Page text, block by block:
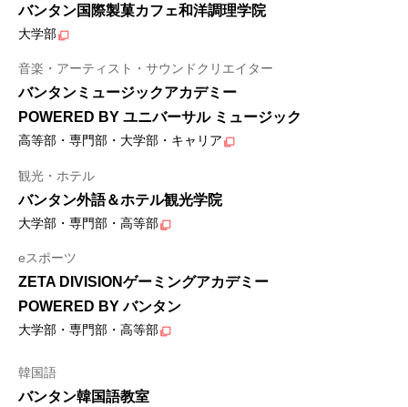
バンタン国際製菓カフェ和洋調理学院
大学部
音楽・アーティスト・サウンドクリエイター
バンタンミュージックアカデミー
POWERED BY ユニバーサル ミュージック
高等部・専門部・大学部・キャリア
観光・ホテル
バンタン外語＆ホテル観光学院
大学部・専門部・高等部
eスポーツ
ZETA DIVISIONゲーミングアカデミー
POWERED BY バンタン
大学部・専門部・高等部
韓国語
バンタン韓国語教室